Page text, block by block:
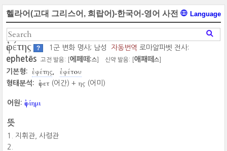
헬라어(고대 그리스어, 희랍어)-한국어-영어 사전 Language
ἐφέτης ? 1군 변화 명사; 남성 자동번역 로마알파벳 전사:
ephetēs 고전 발음: [에페떼:스 신약 발음: [애패떼스
기본형: ἐφέτης ἐφέτου
형태분석: ἐφετ (어간) + ης (어미)
어원: ἐφίημι
뜻
지휘관, 사령관